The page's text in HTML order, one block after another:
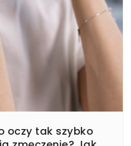
oczy tak szybko